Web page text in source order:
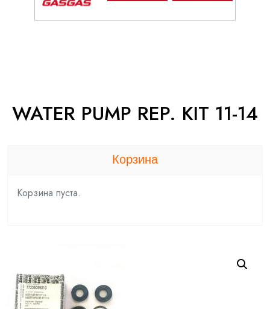
WATER PUMP REP. KIT 11-14
Корзина
Корзина пуста.